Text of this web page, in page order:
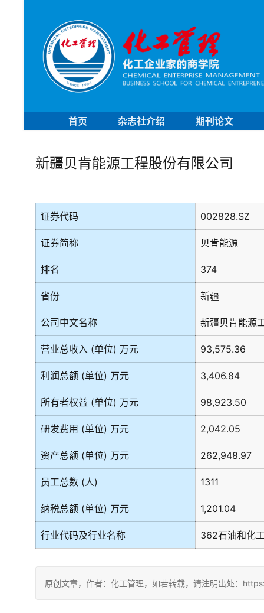
首页 杂志社介绍 期刊论文
新疆贝肯能源工程股份有限公司
证券代码 002828.SZ
证券简称 贝肯能源
排名 374
省份 新疆
公司中文名称 新疆贝肯能源
营业总收入 (单位) 万元 93,575.36
利润总额 (单位) 万元 3,406.84
所有者权益 (单位) 万元 98,923.50
研发费用 (单位) 万元 2,042.05
资产总额 (单位) 万元 262,948.97
员工总数 (人) 1311
纳税总额 (单位) 万元 1,201.04
行业代码及行业名称 362石油和化
原创文章，作者：化工管理，如若转载，请注明出处：